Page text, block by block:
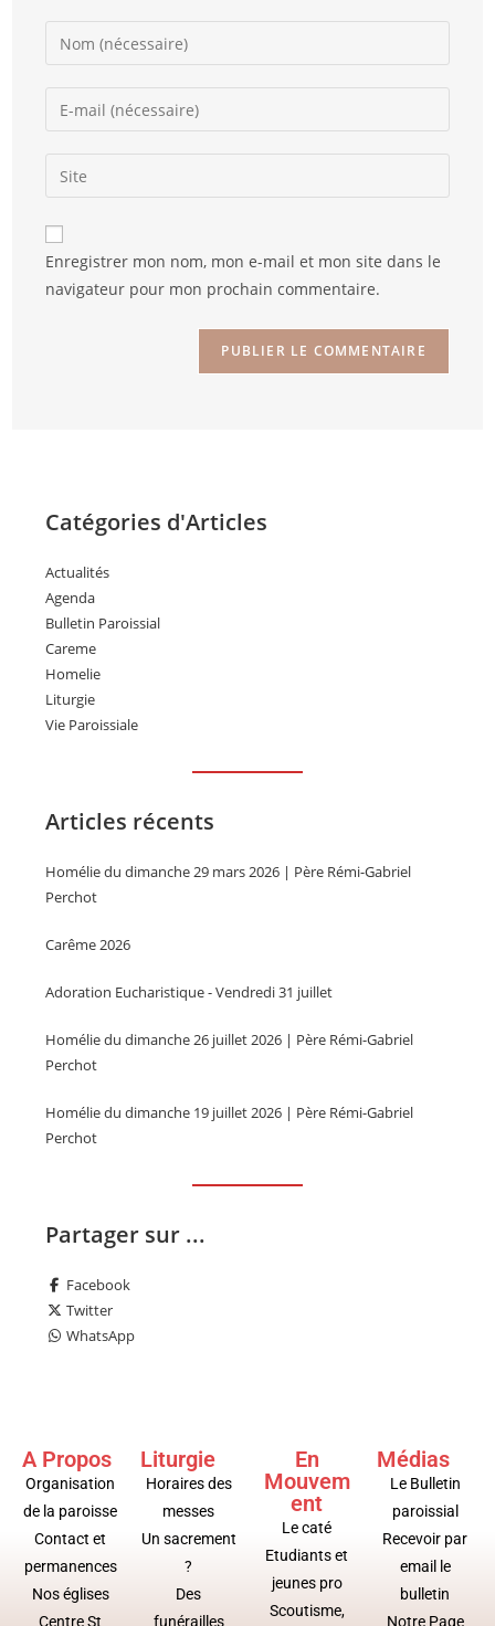
Enregistrer mon nom, mon e-mail et mon site dans le
navigateur pour mon prochain commentaire.
Catégories d'Articles
Actualités
Agenda
Bulletin Paroissial
Careme
Homelie
Liturgie
Vie Paroissiale
Articles récents
Homélie du dimanche 29 mars 2026 | Père Rémi-Gabriel
Perchot
Carême 2026
Adoration Eucharistique - Vendredi 31 juillet
Homélie du dimanche 26 juillet 2026 | Père Rémi-Gabriel
Perchot
Homélie du dimanche 19 juillet 2026 | Père Rémi-Gabriel
Perchot
Partager sur ...
Facebook
Twitter
WhatsApp
A Propos
Organisation
de la paroisse
Contact et
permanences
Nos églises
Centre St
Liturgie
Horaires des
messes
Un sacrement
?
Des
funérailles
En
Mouvem
ent
Le caté
Etudiants et
jeunes pro
Scoutisme,
Médias
Le Bulletin
paroissial
Recevoir par
email le
bulletin
Notre Page